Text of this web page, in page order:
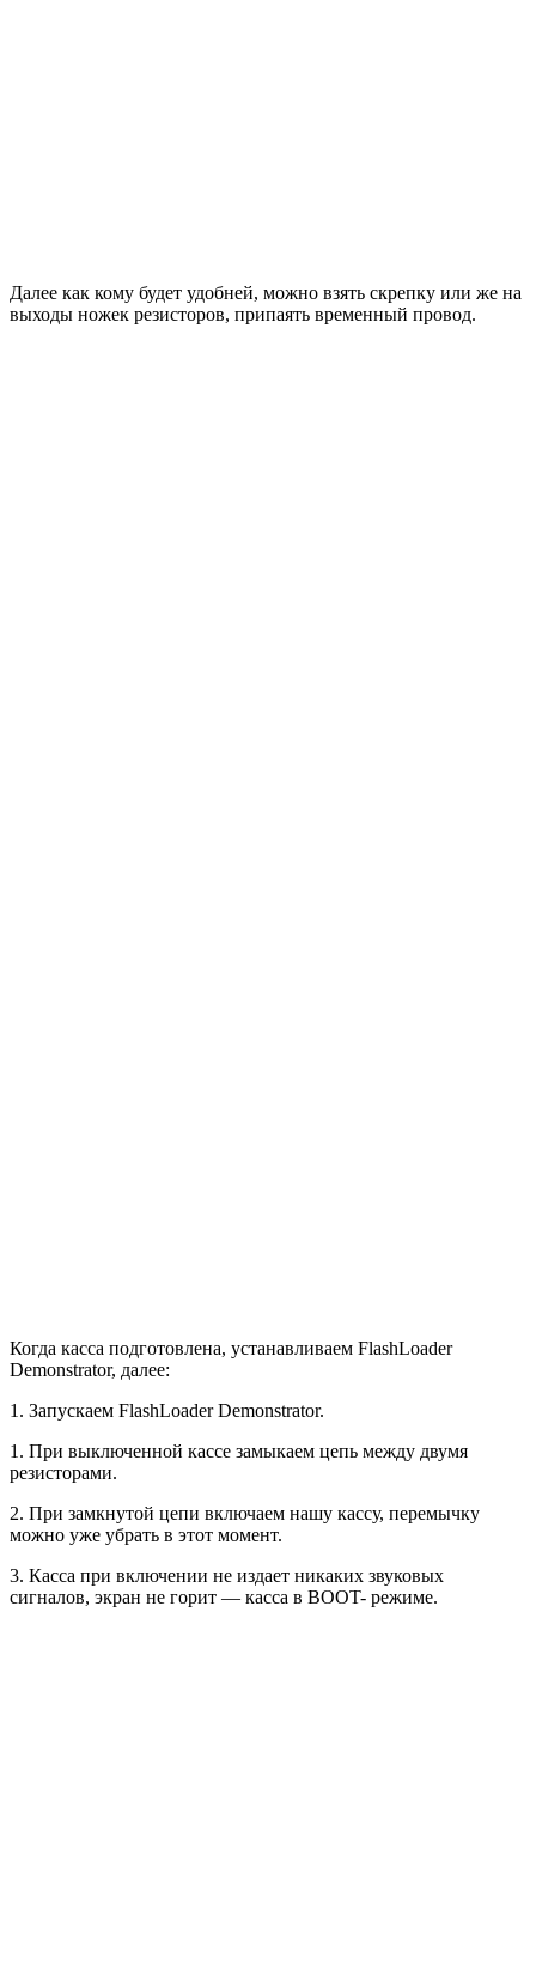
Далее как кому будет удобней, можно взять скрепку или же на
выходы ножек резисторов, припаять временный провод.
Когда касса подготовлена, устанавливаем FlashLoader
Demonstrator, далее:
1. Запускаем FlashLoader Demonstrator.
1. При выключенной кассе замыкаем цепь между двумя
резисторами.
2. При замкнутой цепи включаем нашу кассу, перемычку
можно уже убрать в этот момент.
3. Касса при включении не издает никаких звуковых
сигналов, экран не горит — касса в BOOT- режиме.